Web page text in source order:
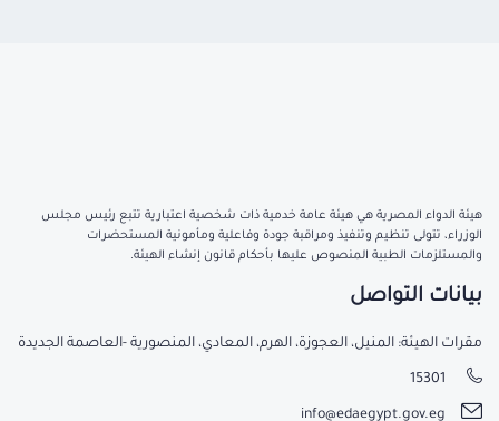
هيئة الدواء المصرية هي هيئة عامة خدمية ذات شخصية اعتبارية تتبع رئيس مجلس
الوزراء، تتولى تنظيم وتنفيذ ومراقبة جودة وفاعلية ومأمونية المستحضرات
والمستلزمات الطبية المنصوص عليها بأحكام قانون إنشاء الهيئة.
بيانات التواصل
مقرات الهيئة: المنيل، العجوزة، الهرم، المعادي، المنصورية -العاصمة الجديدة
15301
info@edaegypt.gov.eg